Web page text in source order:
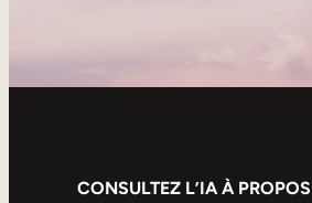
CONSULTEZ L’IA À